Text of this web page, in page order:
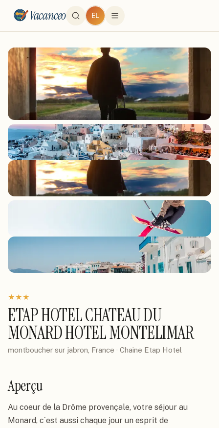
Vacanceo EL
★★★
ETAP HOTEL CHATEAU DU
MONARD HOTEL MONTELIMAR
montboucher sur jabron, France · Chaîne Etap Hotel
Aperçu
Au coeur de la Drôme provençale, votre séjour au
Monard, c´est aussi chaque jour un esprit de